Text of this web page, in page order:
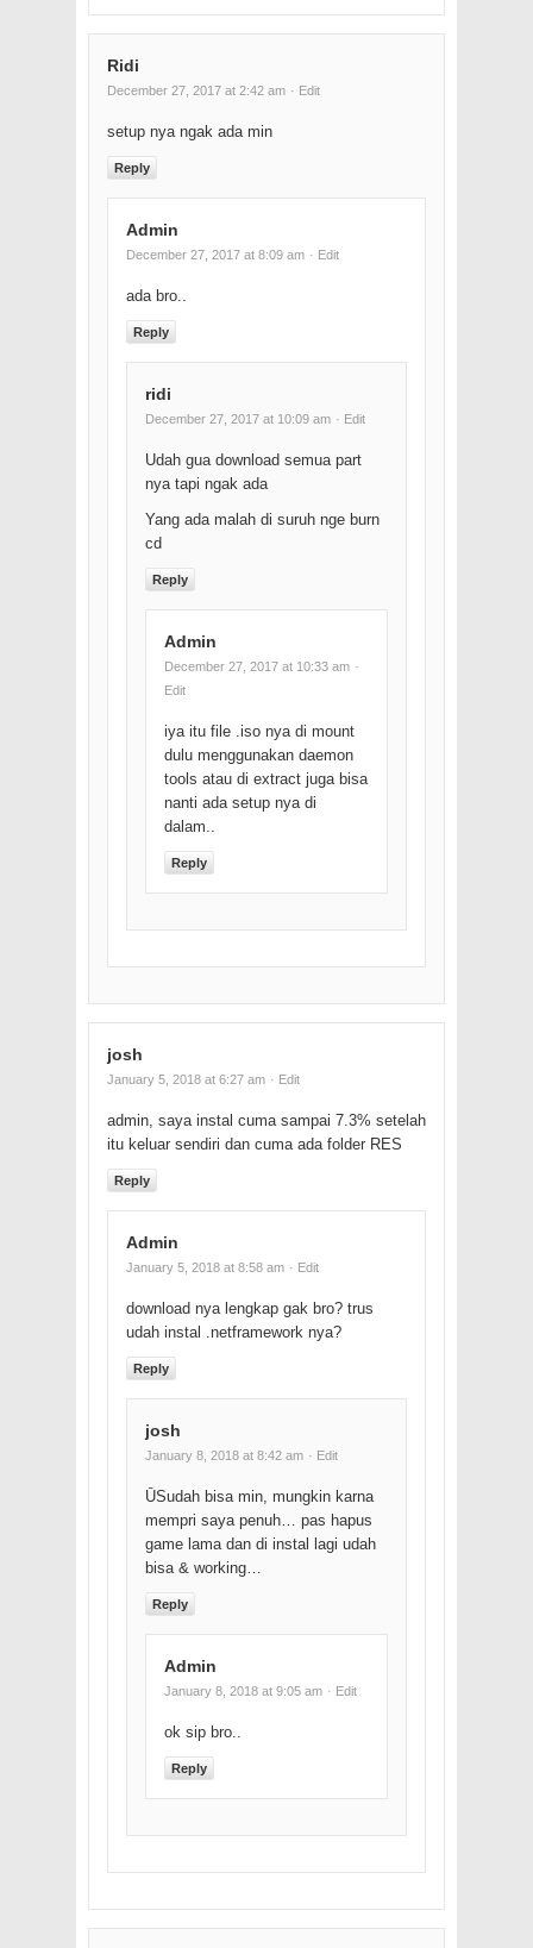
Ridi
December 27, 2017 at 2:42 am · Edit
setup nya ngak ada min
Reply
Admin
December 27, 2017 at 8:09 am · Edit
ada bro..
Reply
ridi
December 27, 2017 at 10:09 am · Edit
Udah gua download semua part
nya tapi ngak ada
Yang ada malah di suruh nge burn
cd
Reply
Admin
December 27, 2017 at 10:33 am ·
Edit
iya itu file .iso nya di mount
dulu menggunakan daemon
tools atau di extract juga bisa
nanti ada setup nya di
dalam..
Reply
josh
January 5, 2018 at 6:27 am · Edit
admin, saya instal cuma sampai 7.3% setelah
itu keluar sendiri dan cuma ada folder RES
Reply
Admin
January 5, 2018 at 8:58 am · Edit
download nya lengkap gak bro? trus
udah instal .netframework nya?
Reply
josh
January 8, 2018 at 8:42 am · Edit
ŪSudah bisa min, mungkin karna
mempri saya penuh… pas hapus
game lama dan di instal lagi udah
bisa & working…
Reply
Admin
January 8, 2018 at 9:05 am · Edit
ok sip bro..
Reply